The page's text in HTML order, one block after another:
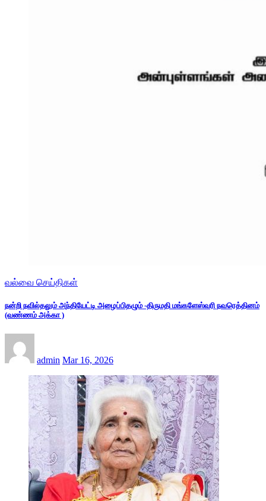
வல்வை செய்திகள்
நன்றி நவில்தலும் அந்தியேட்டி அழைப்பிதழும் -திருமதி மங்களேஸ்வரி நவரெத்தினம்
(வண்ணம் அக்கா )
admin Mar 16, 2026